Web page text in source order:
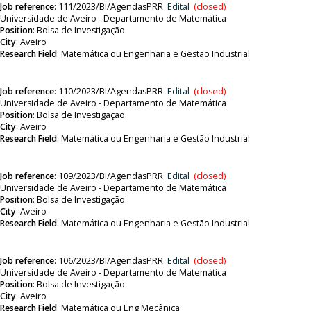
Job reference: 111/2023/BI/AgendasPRR Edital (closed)
Universidade de Aveiro - Departamento de Matemática
Position: Bolsa de Investigação
City: Aveiro
Research Field: Matemática ou Engenharia e Gestão Industrial
Job reference: 110/2023/BI/AgendasPRR Edital (closed)
Universidade de Aveiro - Departamento de Matemática
Position: Bolsa de Investigação
City: Aveiro
Research Field: Matemática ou Engenharia e Gestão Industrial
Job reference: 109/2023/BI/AgendasPRR Edital (closed)
Universidade de Aveiro - Departamento de Matemática
Position: Bolsa de Investigação
City: Aveiro
Research Field: Matemática ou Engenharia e Gestão Industrial
Job reference: 106/2023/BI/AgendasPRR Edital (closed)
Universidade de Aveiro - Departamento de Matemática
Position: Bolsa de Investigação
City: Aveiro
Research Field: Matemática ou Eng Mecânica